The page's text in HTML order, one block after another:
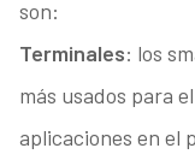
son:
Terminales: los
más usados para
aplicaciones en el